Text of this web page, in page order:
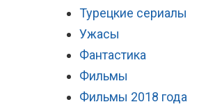
Турецкие сериалы
Ужасы
Фантастика
Фильмы
Фильмы 2018 года